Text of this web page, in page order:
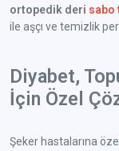
ortopedik deri sabo
ile aşçı ve temizlik
Diyabet,
İçin Özel
Şeker hastalarına özel